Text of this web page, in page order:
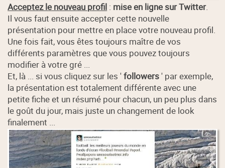
Acceptez le nouveau profil : mise en ligne sur Twitter.
Il vous faut ensuite accepter cette nouvelle
présentation pour mettre en place votre nouveau profil.
Une fois fait, vous êtes toujours maître de vos
différents paramètres que vous pouvez toujours
modifier à votre gré ...
Et, là ... si vous cliquez sur les 'followers' par exemple,
la présentation est totalement différente avec une
petite fiche et un résumé pour chacun, un peu plus dans
le goût du jour, mais juste un changement de look
finalement ...